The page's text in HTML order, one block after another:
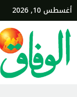
أغسطس 10, 2026